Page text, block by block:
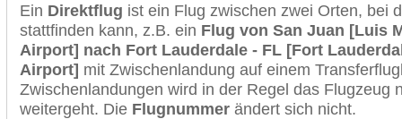
Ein Direktflug ist ein Flug zwischen zwei Orten, bei
stattfinden kann, z.B. ein Flug von San Juan [Luis
Airport] nach Fort Lauderdale - FL [Fort
Airport] mit Zwischenlandung auf einem
Zwischenlandungen wird in der Regel das Flugzeug
weitergeht. Die Flugnummer ändert sich nicht.